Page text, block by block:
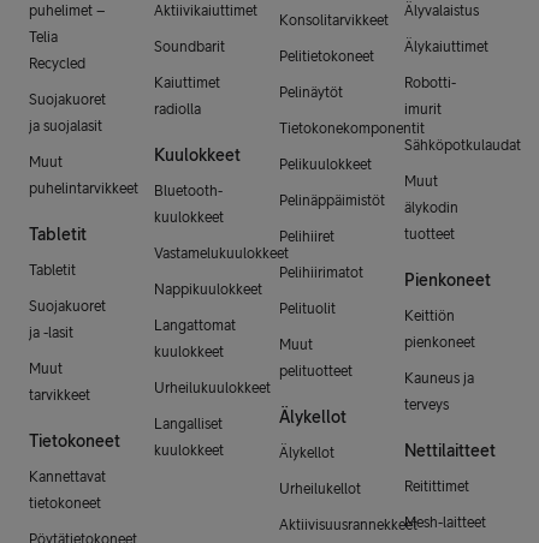
puhelimet –
Telia
Recycled
Suojakuoret
ja suojalasit
Muut
puhelintarvikkeet
Tabletit
Tabletit
Suojakuoret
ja -lasit
Muut
tarvikkeet
Tietokoneet
Kannettavat
tietokoneet
Pöytätietokoneet
Aktiivikaiuttimet
Soundbarit
Kaiuttimet
radiolla
Kuulokkeet
Bluetooth-
kuulokkeet
Vastamelukuulokkeet
Nappikuulokkeet
Langattomat
kuulokkeet
Urheilukuulokkeet
Langalliset
kuulokkeet
Konsolitarvikkeet
Pelitietokoneet
Pelinäytöt
Tietokonekomponentit
Pelikuulokkeet
Pelinäppäimistöt
Pelihiiret
Pelihiirimatot
Pelituolit
Muut
pelituotteet
Älykellot
Älykellot
Urheilukellot
Aktiivisuusrannekkeet
Älyvalaistus
Älykaiuttimet
Robotti-
imurit
Sähköpotkulaudat
Muut
älykodin
tuotteet
Pienkoneet
Keittiön
pienkoneet
Kauneus ja
terveys
Nettilaitteet
Reitittimet
Mesh-laitteet